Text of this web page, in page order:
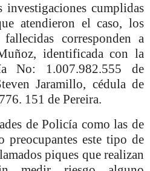
investigaciones cumplidas
atendieron el caso, los
corresponden a
identificada con la
No: 1.007.982.555 de
Jaramillo, cédula de
151 de Pereira.
de Policía como las de
preocupantes este tipo de
piques que realizan